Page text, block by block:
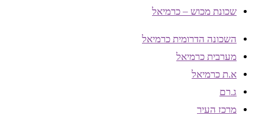
שכונת מכוש – כרמיאל
השכונה הדרומית כרמיאל
מערבית כרמיאל
א.ת כרמיאל
ג.רם
מרכז העיר